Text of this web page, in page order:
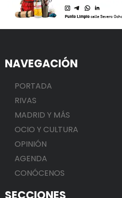
NAVEGACIÓN
PORTADA
RIVAS
MADRID Y MÁS
OCIO Y CULTURA
OPINIÓN
AGENDA
CONÓCENOS